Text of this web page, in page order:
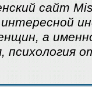
сайт
а
психология